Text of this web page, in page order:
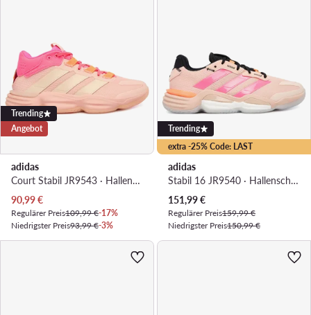
Trending
Angebot
adidas
Court Stabil JR9543 · Hallenschuhe
Aktueller Preis
90,99€
Regulärer Preis109,99 €-17%
Niedrigster Preis93,99 €-3%
extra -25% Code: LAST
Trending
adidas
Stabil 16 JR9540 · Hallenschuhe
Aktueller Preis
151,99€
Regulärer Preis159,99 €
Niedrigster Preis150,99 €